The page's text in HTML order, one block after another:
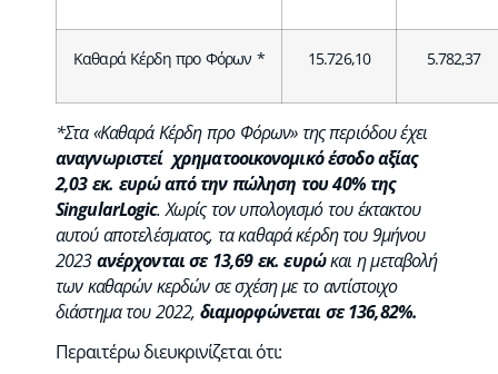
Καθαρά Κέρδη προ Φόρων * 15.726,10 5.782,37
*Στα «Καθαρά Κέρδη προ Φόρων» της περιόδου έχει
αναγνωριστεί χρηματοοικονομικό έσοδο αξίας
2,03 εκ. ευρώ από την πώληση του 40% της
SingularLogic. Χωρίς τον υπολογισμό του έκτακτου
αυτού αποτελέσματος, τα καθαρά κέρδη του 9μήνου
2023ανέρχονται σε 13,69 εκ. ευρώκαι η μεταβολή
των καθαρών κερδών σε σχέση με το αντίστοιχο
διάστημα του 2022, διαμορφώνεται σε 136,82%.
Περαιτέρω διευκρινίζεται ότι: